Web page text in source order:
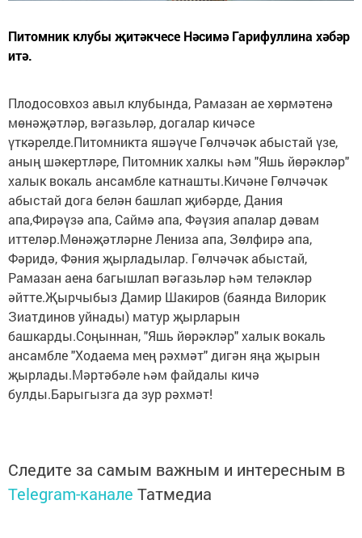
Питомник клубы җитәкчесе Нәсимә Гарифуллина хәбәр
итә.
Плодосовхоз авыл клубында, Рамазан ае хөрмәтенә
мөнәҗәтләр, вәгазьләр, догалар кичәсе
үткәрелде.Питомникта яшәүче Гөлчәчәк абыстай үзе,
аның шәкертләре, Питомник халкы һәм "Яшь йөрәкләр"
халык вокаль ансамбле катнашты.Кичәне Гөлчәчәк
абыстай дога белән башлап җибәрде, Дания
апа,Фирәүзә апа, Саймә апа, Фәүзия апалар дәвам
иттеләр.Мөнәҗәтләрне Лениза апа, Зөлфирә апа,
Фәридә, Фәния җырладылар. Гөлчәчәк абыстай,
Рамазан аена багышлап вәгазьләр һәм теләкләр
әйтте.Җырчыбыз Дамир Шакиров (баянда Вилорик
Зиатдинов уйнады) матур җырларын
башкарды.Соңыннан, "Яшь йөрәкләр" халык вокаль
ансамбле "Ходаема мең рәхмәт" дигән яңа җырын
җырлады.Мәртәбәле һәм файдалы кичә
булды.Барыгызга да зур рәхмәт!
Следите за самым важным и интересным в
Telegram-канале Татмедиа